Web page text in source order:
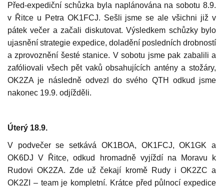
Před-expediční schůzka byla naplánována na sobotu 8.9.
v Řitce u Petra OK1FCJ. Sešli jsme se ale všichni již v
pátek večer a začali diskutovat. Výsledkem schůzky bylo
ujasnění strategie expedice, doladění posledních drobností
a zprovoznění šesté stanice. V sobotu jsme pak zabalili a
zafóliovali všech pět vaků obsahujících antény a stožáry,
OK2ZA je následně odvezl do svého QTH odkud jsme
nakonec 19.9. odjížděli.
Úterý 18.9.
V podvečer se setkává OK1BOA, OK1FCJ, OK1GK a
OK6DJ V Řitce, odkud hromadně vyjíždí na Moravu k
Rudovi OK2ZA. Zde už čekají kromě Rudy i OK2ZC a
OK2ZI – team je kompletní. Krátce před půlnocí expedice